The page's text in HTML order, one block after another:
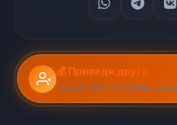
💰 Приведи друга
Получи 20% от суммы на